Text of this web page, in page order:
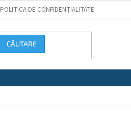
POLITICA DE CONFIDENȚIALITATE
CĂUTARE